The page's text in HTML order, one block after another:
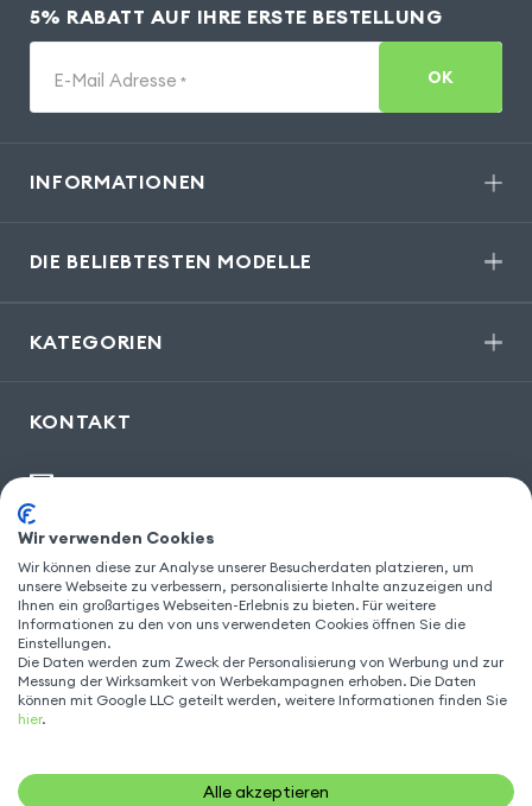
5% RABATT AUF IHRE ERSTE BESTELLUNG
E-Mail Adresse * OK
INFORMATIONEN
DIE BELIEBTESTEN MODELLE
KATEGORIEN
KONTAKT
kontakt@gsm55.de
30, bis rue Girard
FOLGEN SIE UNS
Wir verwenden Cookies
Wir können diese zur Analyse unserer Besucherdaten platzieren, um
unsere Webseite zu verbessern, personalisierte Inhalte anzuzeigen und
Ihnen ein großartiges Webseiten-Erlebnis zu bieten. Für weitere
Informationen zu den von uns verwendeten Cookies öffnen Sie die
Einstellungen.
Die Daten werden zum Zweck der Personalisierung von Werbung und zur
Messung der Wirksamkeit von Werbekampagnen erhoben. Die Daten
können mit Google LLC geteilt werden, weitere Informationen finden Sie
hier.
Alle akzeptieren